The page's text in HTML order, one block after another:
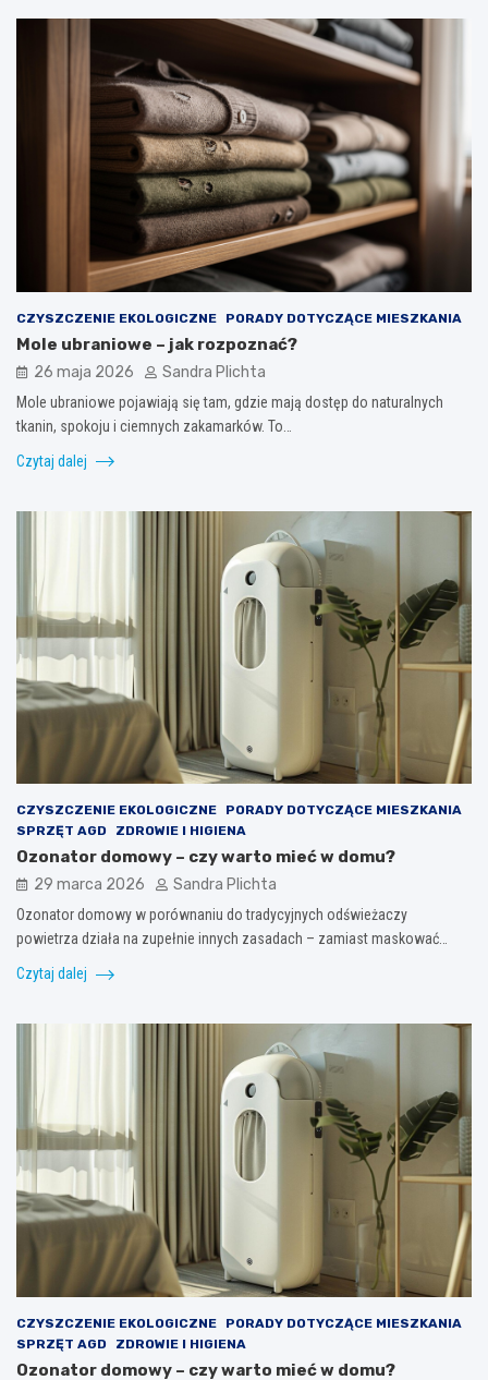
CZYSZCZENIE EKOLOGICZNE PORADY DOTYCZĄCE MIESZKANIA
Mole ubraniowe – jak rozpoznać?
26 maja 2026 Sandra Plichta
Mole ubraniowe pojawiają się tam, gdzie mają dostęp do naturalnych
tkanin, spokoju i ciemnych zakamarków. To…
Czytaj dalej
CZYSZCZENIE EKOLOGICZNE
PORADY DOTYCZĄCE MIESZKANIA
SPRZĘT AGD
ZDROWIE I HIGIENA
Ozonator domowy – czy warto mieć w domu?
29 marca 2026 Sandra Plichta
Ozonator domowy w porównaniu do tradycyjnych odświeżaczy
powietrza działa na zupełnie innych zasadach – zamiast maskować…
Czytaj dalej
CZYSZCZENIE EKOLOGICZNE
PORADY DOTYCZĄCE MIESZKANIA
SPRZĘT AGD
ZDROWIE I HIGIENA
Ozonator domowy – czy warto mieć w domu?